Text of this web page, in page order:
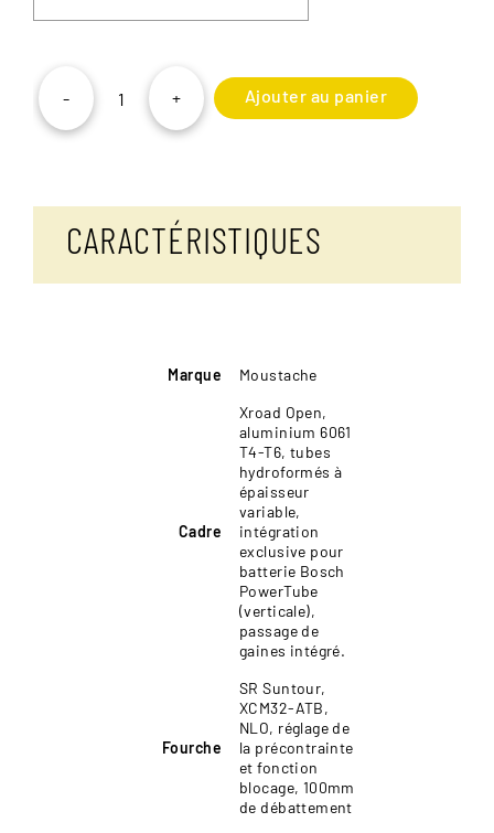
-
quantité
+ Ajouter au panier
CARACTÉRISTIQUES
Marque Moustache
Cadre
Xroad Open,
aluminium 6061
T4-T6, tubes
hydroformés à
épaisseur
variable,
intégration
exclusive pour
batterie Bosch
PowerTube
(verticale),
passage de
gaines intégré.
Fourche
SR Suntour,
XCM32-ATB,
NLO, réglage de
la précontrainte
et fonction
blocage, 100mm
de débattement